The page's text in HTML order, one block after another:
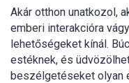
Akár otthon unatkozol,
emberi interakcióra
lehetőségeket kínál.
estéknek, és
beszélgetéseket olyan